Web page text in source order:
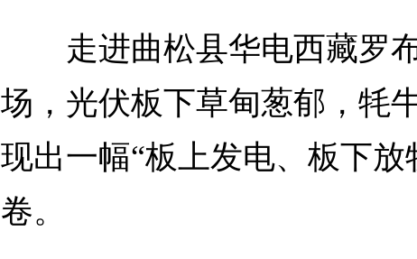
走进曲松县华电西藏罗
场，光伏板下草甸葱郁，牦
现出一幅“板上发电、板下放
卷。